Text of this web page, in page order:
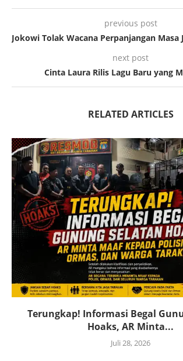
previous post
Jokowi Tolak Wacana Perpanjangan Masa
next post
Cinta Laura Rilis Lagu Baru yang
RELATED ARTICLES
Terungkap! Informasi Begal
Hoaks, AR Minta...
Juli 28, 2026